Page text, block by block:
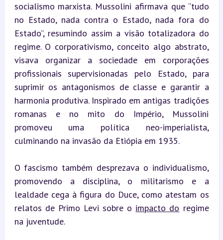
socialismo marxista. Mussolini afirmava que “tudo
no Estado, nada contra o Estado, nada fora do
Estado”, resumindo assim a visão totalizadora do
regime. O corporativismo, conceito algo abstrato,
visava organizar a sociedade em corporações
profissionais supervisionadas pelo Estado, para
suprimir os antagonismos de classe e garantir a
harmonia produtiva. Inspirado em antigas tradições
romanas e no mito do Império, Mussolini
promoveu uma política neo-imperialista,
culminando na invasão da Etiópia em 1935.
O fascismo também desprezava o individualismo,
promovendo a disciplina, o militarismo e a
lealdade cega à figura do Duce, como atestam os
relatos de Primo Levi sobre o impacto do regime
na juventude.